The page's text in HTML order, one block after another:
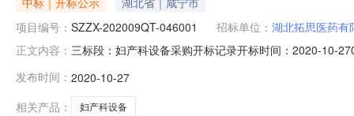
项目编号： SZZX-202009QT-046001 招标单位： 湖北拓思医药有
正文内容： 三标段：妇产科设备采购开标记录开标时间：2020-10-
程项目管理有限公司;湖北药姑山百草医药开发有限公司;
发布时间： 2020-10-27
相关产品：
妇产科设备